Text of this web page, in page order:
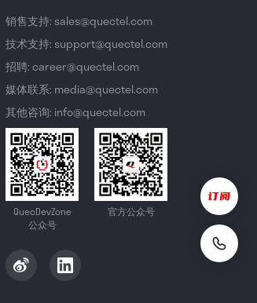
销售支持: sales@quectel.com
技术支持: support@quectel.com
招聘: career@quectel.com
媒体联系: media@quectel.com
其他咨询: info@quectel.com
QuecDevZone
公众号
官方公众号